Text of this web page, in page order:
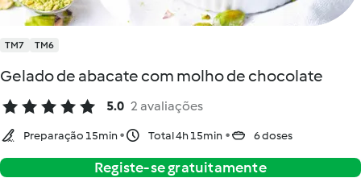
TM7 TM6
Gelado de abacate com molho de chocolate
5.0 2 avaliações
Preparação 15min Total 4h 15min 6 doses
Registe-se gratuitamente